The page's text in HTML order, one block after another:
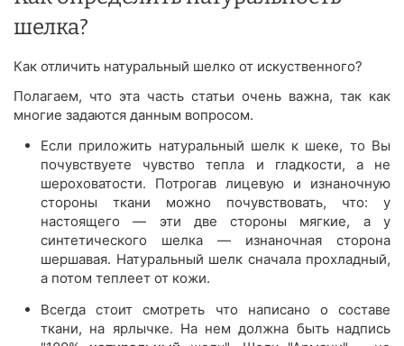
шелка?
Как отличить натуральный шелко от искуственного?
Полагаем, что эта часть статьи очень важна, так как
многие задаются данным вопросом.
Если приложить натуральный шелк к шеке, то Вы
почувствуете чувство тепла и гладкости, а не
шероховатости. Потрогав лицевую и изнаночную
стороны ткани можно почувствовать, что: у
настоящего — эти две стороны мягкие, а у
синтетического шелка — изнаночная сторона
шершавая. Натуральный шелк сначала прохладный,
а потом теплеет от кожи.
Всегда стоит смотреть что написано о составе
ткани, на ярлычке. На нем должна быть надпись